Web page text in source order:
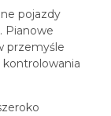
pojazdy
Pianowe
przemyśle